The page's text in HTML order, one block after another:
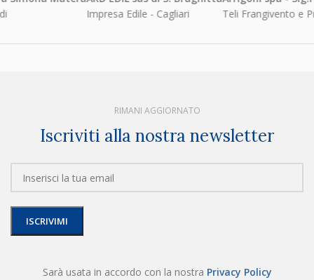
Impresa Edile - Cagliari
Teli Frangivento e
RIMANI AGGIORNATO
Iscriviti alla nostra newsletter
Sarà usata in accordo con la nostra Privacy Policy